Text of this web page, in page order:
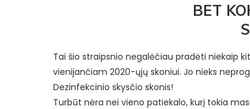
BET
Tai šio straipsnio negalėčiau pradėti niekaip
vienijančiam 2020-ųjų skoniui. Jo nieks
Dezinfekcinio skysčio skonis!
Turbūt nėra nei vieno patiekalo, kurį tokia